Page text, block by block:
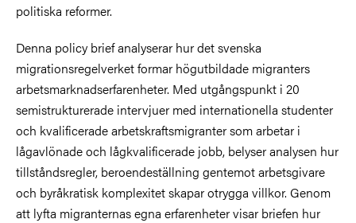
politiska reformer.
Denna policy brief analyserar hur det svenska
migrationsregelverket formar högutbildade migranters
arbetsmarknadserfarenheter. Med utgångspunkt i 20
semistrukturerade intervjuer med internationella studenter
och kvalificerade arbetskraftsmigranter som arbetar i
lågavlönade och lågkvalificerade jobb, belyser analysen hur
tillståndsregler, beroendeställning gentemot arbetsgivare
och byråkratisk komplexitet skapar otrygga villkor. Genom
att lyfta migranternas egna erfarenheter visar briefen hur